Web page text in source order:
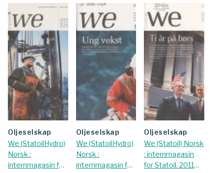
oljeselskap
We (StatoilHydro)
Norsk :
internmagasin for
oljeselskap
We (StatoilHydro)
Norsk :
internmagasin for
oljeselskap
We (Statoil) Norsk
: internmagasin
for Statoil. 2011